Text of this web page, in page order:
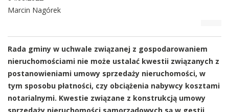
Marcin Nagórek
Rada gminy w uchwale związanej z gospodarowaniem
nieruchomościami nie może ustalać kwestii związanych z
postanowieniami umowy sprzedaży nieruchomości, w
tym sposobu płatności, czy obciążenia nabywcy kosztami
notarialnymi. Kwestie związane z konstrukcją umowy